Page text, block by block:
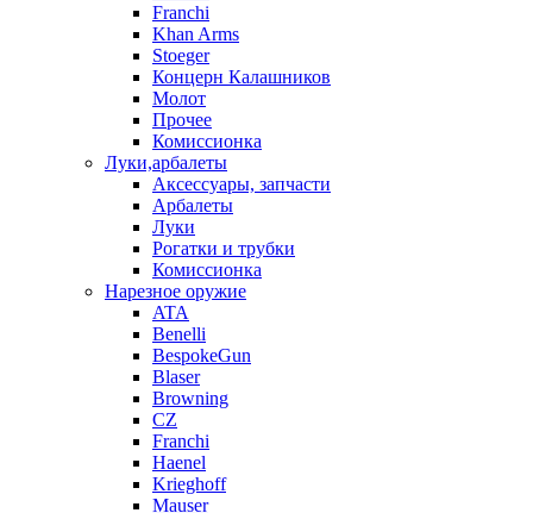
Franchi
Khan Arms
Stoeger
Концерн Калашников
Молот
Прочее
Комиссионка
Луки,арбалеты
Аксессуары, запчасти
Арбалеты
Луки
Рогатки и трубки
Комиссионка
Нарезное оружие
ATA
Benelli
BespokeGun
Blaser
Browning
CZ
Franchi
Haenel
Krieghoff
Mauser